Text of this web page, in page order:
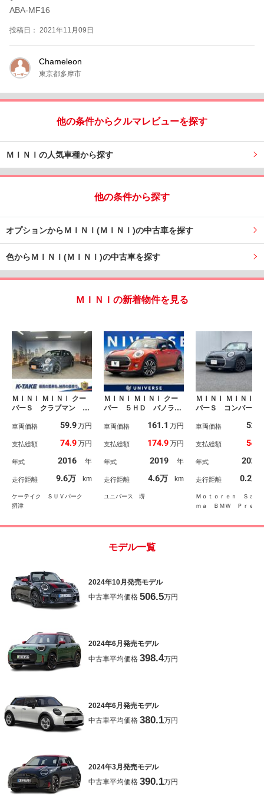
ABA-MF16
投稿日： 2021年11月09日
Chameleon
東京都多摩市
他の条件からクルマレビューを探す
ＭＩＮＩの人気車種から探す
他の条件から探す
オプションからＭＩＮＩ(ＭＩＮＩ)の中古車を探す
色からＭＩＮＩ(ＭＩＮＩ)の中古車を探す
ＭＩＮＩの新着物件を見る
ＭＩＮＩ ＭＩＮＩ クー
パーＳ クラブマン
ビ）（バックカメラ）
（スマートキー）（電動
ンＥＴＣ）（Ｂｌｕｅｔ
ｏｏｔｈ）（純正１７イ
ンチＡＷ）
車両価格 59.9万円
支払総額 74.9万円
年式 2016 年
走行距離 9.6万 km
ケーテイク ＳＵＶパーク
摂津
ＭＩＮＩ ＭＩＮＩ クー
パー ５ＨＤ パノラマ
ドライトパッケージ カ
トパッケージ ペッパー
ンチＯＰＡＷ 前席シー
トヒーター 純正ナビ
バックカメラ 禁煙車
ＥＴＣ
車両価格 161.1 万円
支払総額 174.9万円
年式 2019 年
走行距離 4.6万 km
ユニバース 堺
ＭＩＮＩ ＭＩＮＩ
パーＳ コンバーチ
ム 禁煙車 Ｍパッ
コントロール ヘッ
フォートアクセス
囲カメラ ハーマン
ドンスピーカー ア
エントライト ワイ
ス充電 ＥＴＣ車載
車両価格 525
支払総額 548
年式 2025
走行距離 0.2万
Ｍｏｔｏｒｅｎ Ｓａｉ
ｍａ ＢＭＷ Ｐｒｅｍ
口
モデル一覧
2024年10月発売モデル
中古車平均価格 506.5万円
2024年6月発売モデル
中古車平均価格 398.4万円
2024年6月発売モデル
中古車平均価格 380.1万円
2024年3月発売モデル
中古車平均価格 390.1万円